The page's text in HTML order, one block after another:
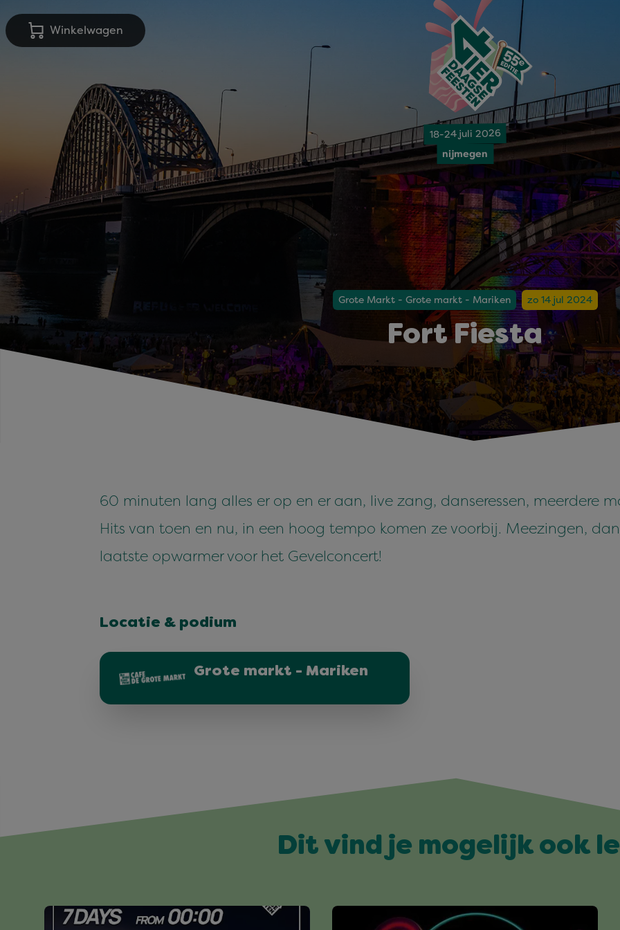
Winkelwagen
18-24 juli 2026
nijmegen
Grote Markt - Grote markt - Mariken zo 14 jul 2024
Fort Fiesta
60 minuten lang alles er op en er aan, live zang, danseressen, meerdere
Hits van toen en nu, in een hoog tempo komen ze voorbij. Meezingen,
laatste opwarmer voor het Gevelconcert!
Locatie & podium
Grote markt - Mariken
Dit vind je mogelijk ook